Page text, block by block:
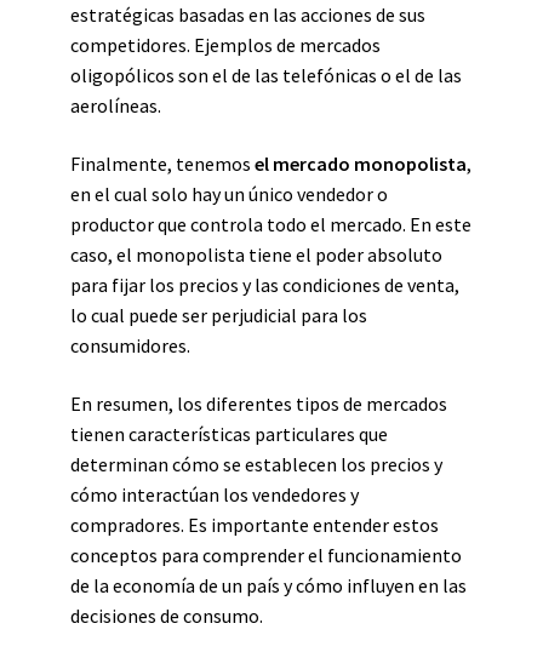
estratégicas basadas en las acciones de sus
competidores. Ejemplos de mercados
oligopólicos son el de las telefónicas o el de las
aerolíneas.
Finalmente, tenemos el mercado monopolista,
en el cual solo hay un único vendedor o
productor que controla todo el mercado. En este
caso, el monopolista tiene el poder absoluto
para fijar los precios y las condiciones de venta,
lo cual puede ser perjudicial para los
consumidores.
En resumen, los diferentes tipos de mercados
tienen características particulares que
determinan cómo se establecen los precios y
cómo interactúan los vendedores y
compradores. Es importante entender estos
conceptos para comprender el funcionamiento
de la economía de un país y cómo influyen en las
decisiones de consumo.